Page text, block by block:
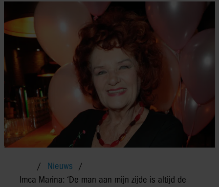
Nieuws
Imca Marina: ‘De man aan mijn zijde is altijd de